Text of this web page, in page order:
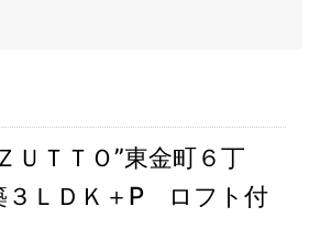
ＵＴＴＯ”東金町６丁
ＬＤＫ＋P ロフト付